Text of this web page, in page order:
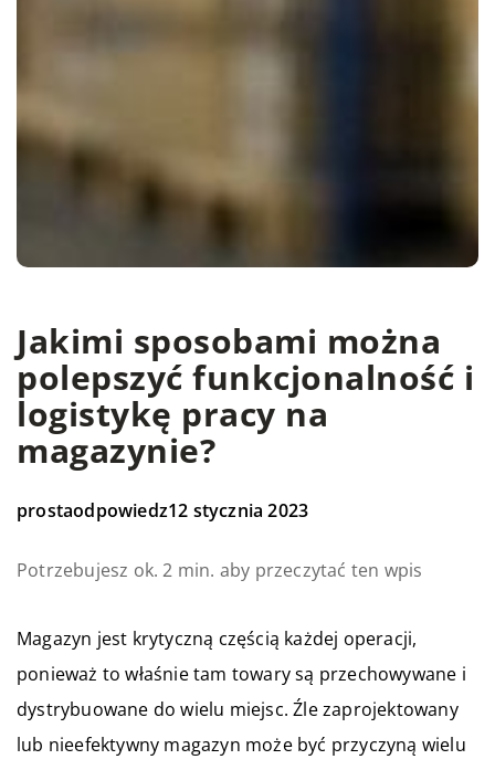
Jakimi sposobami można
polepszyć funkcjonalność i
logistykę pracy na
magazynie?
prostaodpowiedz12 stycznia 2023
Potrzebujesz ok. 2 min. aby przeczytać ten wpis
Magazyn jest krytyczną częścią każdej operacji,
ponieważ to właśnie tam towary są przechowywane i
dystrybuowane do wielu miejsc. Źle zaprojektowany
lub nieefektywny magazyn może być przyczyną wielu